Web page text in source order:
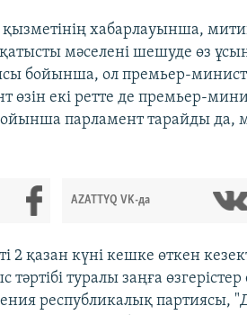
хабарлауынша,
мәселені шешуде өз
бойынша, ол премьер-
өзін екі ретте де премьер-
парламент тарайды да,
AZATTYQ VK-да
2 қазан күні кешке өткен
туралы заңға өзгерістер
республикалық партиясы,